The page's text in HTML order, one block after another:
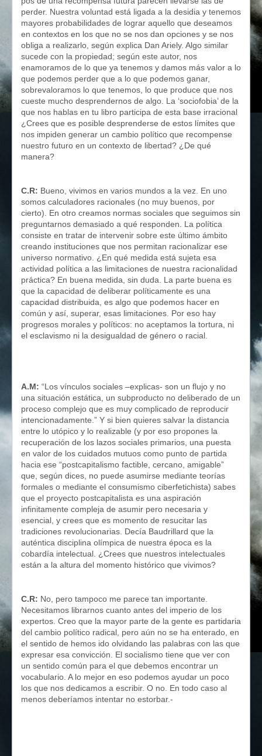
perder. Nuestra voluntad está ligada a la desidia y tenemos
mayores probabilidades de lograr aquello que deseamos
en contextos en los que no se nos dan opciones y se nos
obliga a realizarlo, según explica Dan Ariely. Algo similar
sucede con la propiedad; según este autor, nos
enamoramos de lo que ya tenemos y damos más valor a lo
que podemos perder que a lo que podemos ganar,
sobrevaloramos lo que tenemos, lo que produce que nos
cueste mucho desprendernos de algo. La ‘sociofobia’ de la
que nos hablas en tu libro participa de esta base irracional
¿Crees que es posible desprenderse de estos límites que
nos impiden generar un cambio político que recompense
nuestro futuro en un contexto de libertad? ¿De qué
manera?
C.R: Bueno, vivimos en varios mundos a la vez. En uno
somos calculadores racionales (no muy buenos, por
cierto). En otro creamos normas sociales que seguimos sin
preguntarnos demasiado a qué responden. La política
consiste en tratar de intervenir sobre este último ámbito
creando instituciones que nos permitan racionalizar ese
universo normativo. ¿En qué medida está sujeta esa
actividad política a las limitaciones de nuestra racionalidad
práctica? En buena medida, sin duda. La parte buena es
que la capacidad de deliberar políticamente es una
capacidad distribuida, es algo que podemos hacer en
común y así, superar, esas limitaciones. Por eso hay
progresos morales y políticos: no aceptamos la tortura, ni
el esclavismo ni la desigualdad de género o racial.
A.M: “Los vínculos sociales –explicas- son un flujo y no
una situación estática, un subproducto no deliberado de un
proceso complejo que es muy complicado de reproducir
intencionadamente.” Y si bien quieres salvar la distancia
entre lo utópico y lo realizable (y por eso propones la
recuperación de los lazos sociales primarios, una puesta
en valor de los cuidados mutuos como punto de partida
hacia ese “postcapitalismo factible, cercano, amigable”
que, según dices, no puede asumirse mediante teorías
formales o mediante el consumismo ciberfetichista) sabes
que el proyecto postcapitalista es una aspiración
infinitamente compleja de asumir pero necesaria y
esencial, y crees que es momento de resucitar las
tradiciones revolucionarias. Decía Baudrillard que la
auténtica disciplina olímpica de nuestra época es la
cobardía intelectual. ¿Crees que nuestros intelectuales
están a la altura del momento histórico que vivimos?
C.R: No, pero tampoco me parece tan importante.
Necesitamos librarnos cuanto antes del imperio de los
expertos. Creo que la mayor parte de la gente es partidaria
del cambio político radical, pero aún no se ha enterado, en
el sentido de hemos ido olvidando las palabras con las que
expresar esa convicción. El socialismo tiene que ver con
un sentido común para el que debemos encontrar un
vocabulario. A lo mejor en eso podemos ayudar un poco
los que nos dedicamos a escribir. O no. En todo caso al
menos deberíamos intentar no estorbar.-